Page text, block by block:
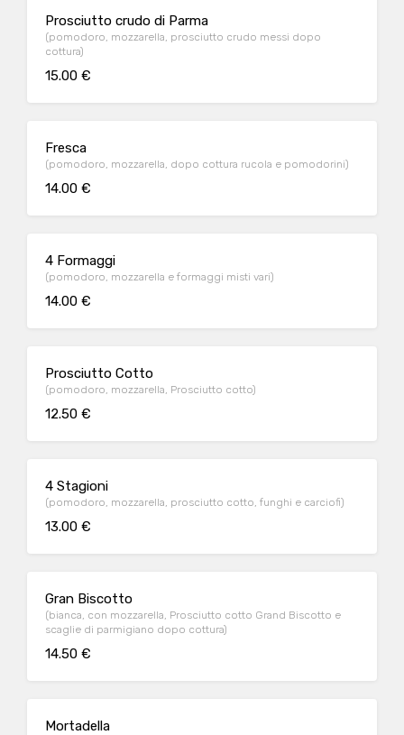
Prosciutto crudo di Parma
(pomodoro, mozzarella, prosciutto crudo messi dopo
cottura)
15.00 €
Fresca
(pomodoro, mozzarella, dopo cottura rucola e pomodorini)
14.00 €
4 Formaggi
(pomodoro, mozzarella e formaggi misti vari)
14.00 €
Prosciutto Cotto
(pomodoro, mozzarella, Prosciutto cotto)
12.50 €
4 Stagioni
(pomodoro, mozzarella, prosciutto cotto, funghi e carciofi)
13.00 €
Gran Biscotto
(bianca, con mozzarella, Prosciutto cotto Grand Biscotto e
scaglie di parmigiano dopo cottura)
14.50 €
Mortadella